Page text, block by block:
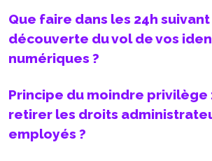
Que faire dans les 24h
découverte du vol de vos
numériques ?
Principe du moindre privilège
retirer les droits
employés ?